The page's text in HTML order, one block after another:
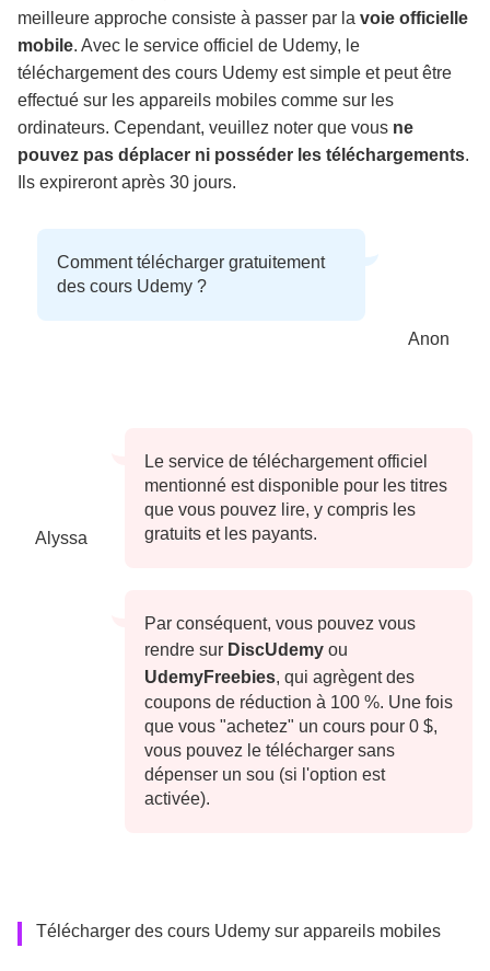
meilleure approche consiste à passer par la voie officielle
mobile. Avec le service officiel de Udemy, le
téléchargement des cours Udemy est simple et peut être
effectué sur les appareils mobiles comme sur les
ordinateurs. Cependant, veuillez noter que vous ne
pouvez pas déplacer ni posséder les téléchargements.
Ils expireront après 30 jours.
Anon
Comment télécharger gratuitement
des cours Udemy ?
Alyssa
Le service de téléchargement officiel
mentionné est disponible pour les titres
que vous pouvez lire, y compris les
gratuits et les payants.
Par conséquent, vous pouvez vous
rendre sur DiscUdemy ou
UdemyFreebies, qui agrègent des
coupons de réduction à 100 %. Une fois
que vous "achetez" un cours pour 0 $,
vous pouvez le télécharger sans
dépenser un sou (si l'option est
activée).
Télécharger des cours Udemy sur appareils mobiles